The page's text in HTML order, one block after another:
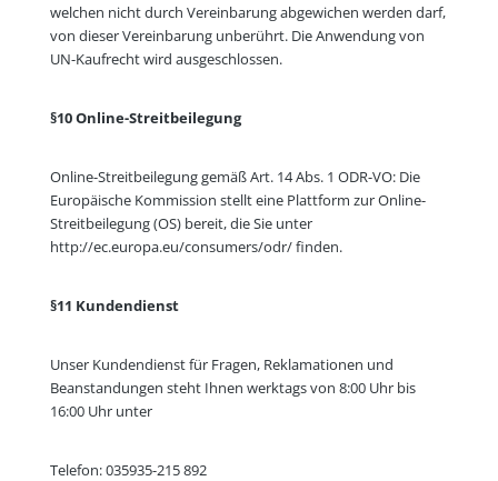
welchen nicht durch Vereinbarung abgewichen werden darf,
von dieser Vereinbarung unberührt. Die Anwendung von
UN-Kaufrecht wird ausgeschlossen.
§10 Online-Streitbeilegung
Online-Streitbeilegung gemäß Art. 14 Abs. 1 ODR-VO: Die
Europäische Kommission stellt eine Plattform zur Online-
Streitbeilegung (OS) bereit, die Sie unter
http://ec.europa.eu/consumers/odr/ finden.
§11 Kundendienst
Unser Kundendienst für Fragen, Reklamationen und
Beanstandungen steht Ihnen werktags von 8:00 Uhr bis
16:00 Uhr unter
Telefon: 035935-215 892